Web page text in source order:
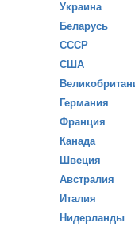
Украина
Беларусь
СССР
США
Германия
Франция
Канада
Швеция
Австралия
Италия
Нидерланды